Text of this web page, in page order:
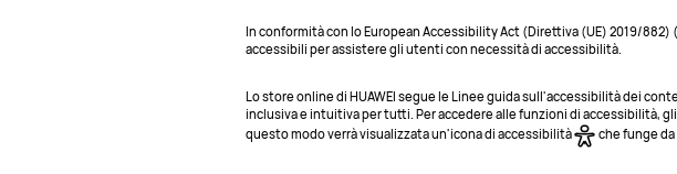
In conformità con lo European Accessibility Act (Direttiva (UE) 2019/882)
accessibili per assistere gli utenti con necessità di accessibilità.
Lo store online di HUAWEI segue le Linee guida sull'accessibilità dei
inclusiva e intuitiva per tutti. Per accedere alle funzioni di accessibilità,
questo modo verrà visualizzata un'icona di accessibilità
che funge